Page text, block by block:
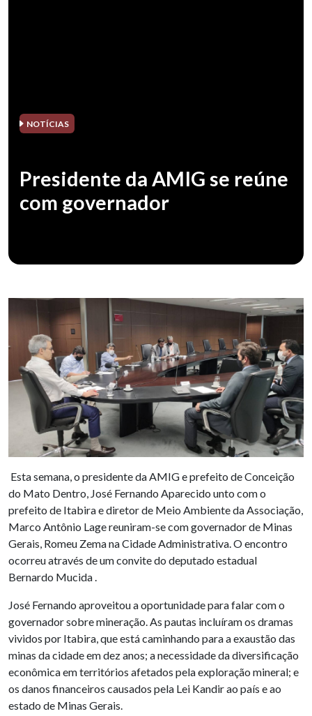
NOTÍCIAS
Presidente da AMIG se reúne
com governador
Esta semana, o presidente da AMIG e prefeito de Conceição
do Mato Dentro, José Fernando Aparecido unto com o
prefeito de Itabira e diretor de Meio Ambiente da Associação,
Marco Antônio Lage reuniram-se com governador de Minas
Gerais, Romeu Zema na Cidade Administrativa. O encontro
ocorreu através de um convite do deputado estadual
Bernardo Mucida .
José Fernando aproveitou a oportunidade para falar com o
governador sobre mineração. As pautas incluíram os dramas
vividos por Itabira, que está caminhando para a exaustão das
minas da cidade em dez anos; a necessidade da diversificação
econômica em territórios afetados pela exploração mineral; e
os danos financeiros causados pela Lei Kandir ao país e ao
estado de Minas Gerais.